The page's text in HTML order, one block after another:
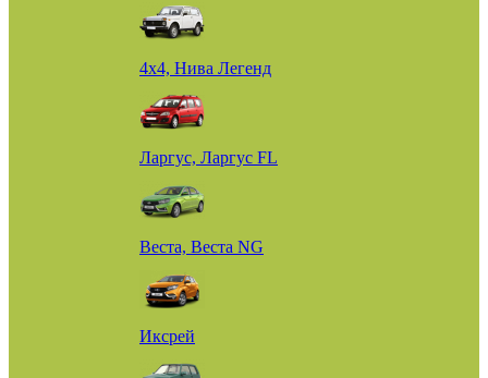
4х4, Нива Легенд
Ларгус, Ларгус FL
Веста, Веста NG
Иксрей